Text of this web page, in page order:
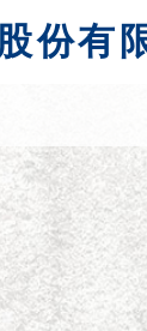
份有